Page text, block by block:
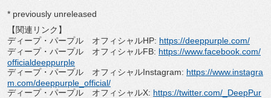
* previously unreleased
【関連リンク】
ディープ・パープル オフィシャルHP: https://deeppurple.com/
ディープ・パープル オフィシャルFB: https://www.facebook.com/
officialdeeppurple
ディープ・パープル オフィシャルInstagram: https://www.instagra
m.com/deeppurple_official/
ディープ・パープル オフィシャルX: https://twitter.com/_ DeepPur